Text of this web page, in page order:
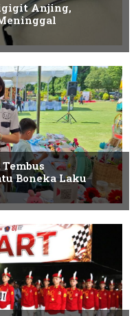
Anjing,
Boneka Laku